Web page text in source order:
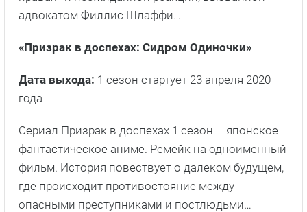
адвокатом Филлис Шлаффи…
«Призрак в доспехах: Сидром Одиночки»
Дата выхода: 1 сезон стартует 23 апреля 2020
года
Сериал Призрак в доспехах 1 сезон – японское
фантастическое аниме. Ремейк на одноименный
фильм. История повествует о далеком будущем,
где происходит противостояние между
опасными преступниками и постлюдьми…